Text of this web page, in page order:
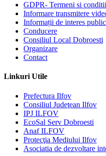
GDPR- Termeni si conditii
Informare transmitere
Informații de interes public
Conducere
Consiliul Local Dobroesti
Organizare
Contact
Linkuri Utile
Prefectura Ilfov
Consiliul Judeţean Ilfov
IPJ ILFOV
EcoSal Serv Dobroesti
Anaf ILFOV
Protecţia Mediului Ilfov
Asociatia de dezvoltare